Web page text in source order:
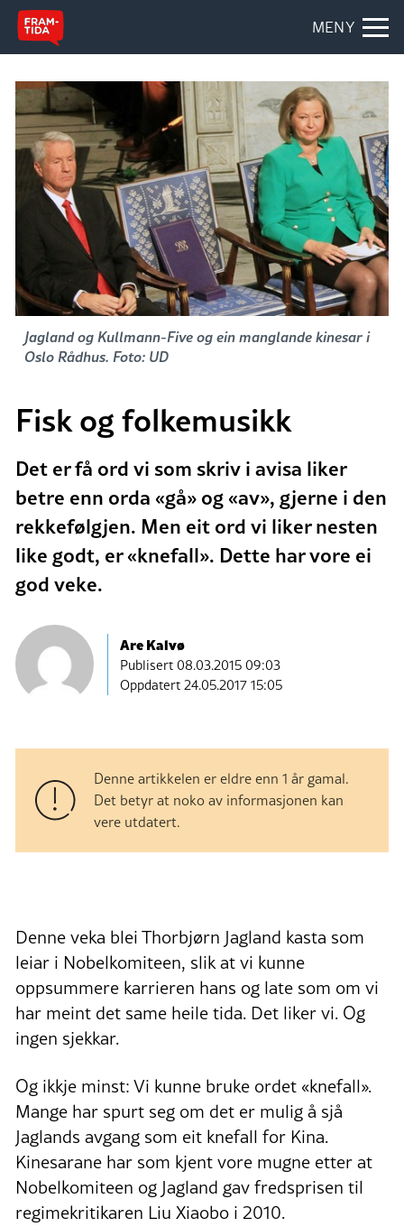
MENY
Jagland og Kullmann-Five og ein manglande kinesar i
Oslo Rådhus. Foto: UD
Fisk og folkemusikk
Det er få ord vi som skriv i avisa liker
betre enn orda «gå» og «av», gjerne i den
rekkefølgjen. Men eit ord vi liker nesten
like godt, er «knefall». Dette har vore ei
god veke.
Are Kalvø
Publisert08.03.2015 09:03
Oppdatert 24.05.2017 15:05
Denne artikkelen er eldre enn 1 år gamal.
Det betyr at noko av informasjonen kan
vere utdatert.
Denne veka blei Thorbjørn Jagland kasta som
leiar i Nobelkomiteen, slik at vi kunne
oppsummere karrieren hans og late som om vi
har meint det same heile tida. Det liker vi. Og
ingen sjekkar.
Og ikkje minst: Vi kunne bruke ordet «knefall».
Mange har spurt seg om det er mulig å sjå
Jaglands avgang som eit knefall for Kina.
Kinesarane har som kjent vore mugne etter at
Nobelkomiteen og Jagland gav fredsprisen til
regimekritikaren Liu Xiaobo i 2010.